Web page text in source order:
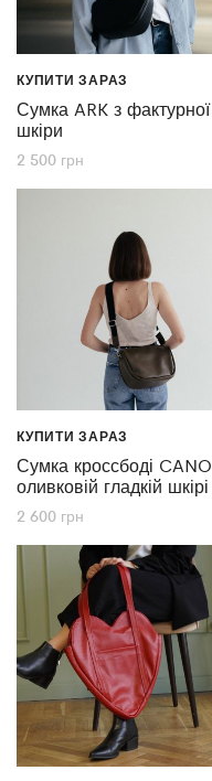
КУПИТИ ЗАРАЗ
Сумка ARK з фактурної
шкіри
2 500 грн
КУПИТИ ЗАРАЗ
Сумка кроссбоді
оливковій гладкій шкірі
2 600 грн